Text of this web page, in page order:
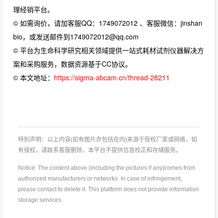
理经销平台。
© 如需询价，请加客服QQ：1749072012 、客服微信：jinshan
bio，或发送邮件到1749072012@qq.com
© 平台为生命科学研究相关领域提供一站式耗材试剂仪器解决方
案和采购服务，数据资源基于CC协议。
© 本文地址： https://sigma-abcam.cn/thread-28211
特别声明：以上内容(如有图片亦包括在内)来源于授权厂家或网络，如
有侵权，请联系客服删除，本平台不提供信息校正和存储服务。
Notice: The content above (including the pictures if any)comes from
authorized manufacturers or networks. In case of infringement,
please contact to delete it. This platform does not provide information
storage services.